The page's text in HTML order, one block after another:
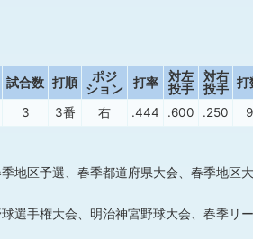
試合数 打順
ポジ
ション
打率
対左
投手
対右
投手 打
3 3番 右 .444 .600 .250 9
地区予選、春季都道府県大会、春季地
選手権大会、明治神宮野球大会、春季リ